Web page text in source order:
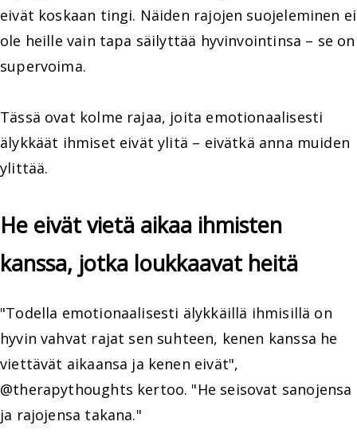
eivät koskaan tingi. Näiden rajojen suojeleminen ei
ole heille vain tapa säilyttää hyvinvointinsa – se on
supervoima.
Tässä ovat kolme rajaa, joita emotionaalisesti
älykkäät ihmiset eivät ylitä – eivätkä anna muiden
ylittää.
He eivät vietä aikaa ihmisten
kanssa, jotka loukkaavat heitä
"Todella emotionaalisesti älykkäillä ihmisillä on
hyvin vahvat rajat sen suhteen, kenen kanssa he
viettävät aikaansa ja kenen eivät",
@therapythoughts kertoo. "He seisovat sanojensa
ja rajojensa takana."